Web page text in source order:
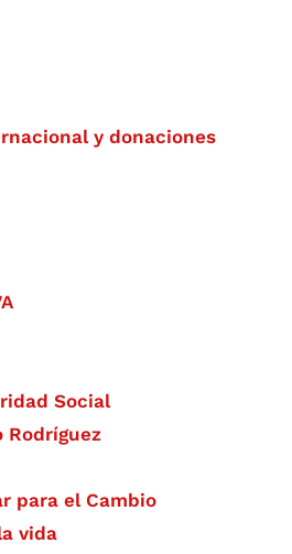
y donaciones
Social
Rodríguez
para el Cambio
vida